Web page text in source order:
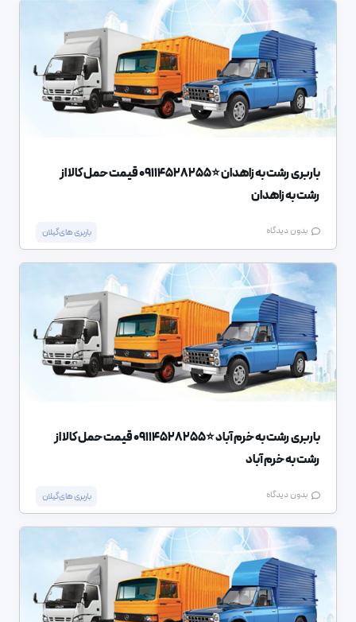
باربری رشت به زاهدان ⭐️09114528255 قیمت حمل کالا از
رشت به زاهدان
بدون دیدگاه باربری های گیلان
باربری رشت به خرم آباد ⭐️09114528255 قیمت حمل کالا از
رشت به خرم آباد
بدون دیدگاه باربری های گیلان